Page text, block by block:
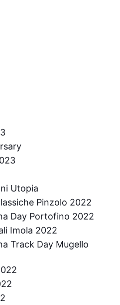
Utopia
Pinzolo 2022
Day Portofino 2022
Imola 2022
Track Day Mugello